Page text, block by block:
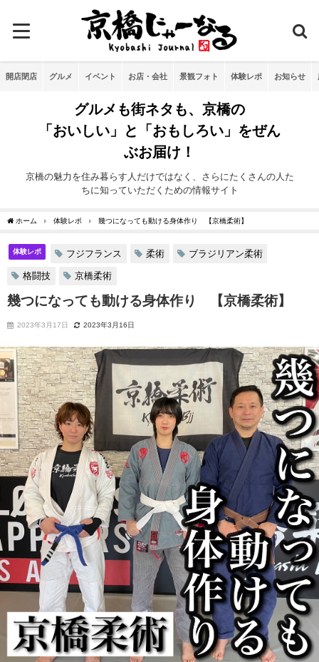
開店閉店 グルメ イベント お店・会社 景観フォト 体験レポ お知らせ
グルメも街ネタも、京橋の
「おいしい」と「おもしろい」をぜん
ぶお届け！
京橋の魅力を住み暮らす人だけではなく、さらにたくさんの人た
ちに知っていただくための情報サイト
ホーム 体験レポ 幾つになっても動ける身体作り 【京橋柔術】
体験レポ フジフランス 柔術 ブラジリアン柔術
格闘技 京橋柔術
幾つになっても動ける身体作り 【京橋柔術】
2023年3月17日 2023年3月16日